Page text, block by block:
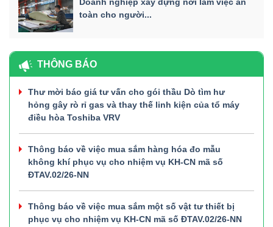
Doanh nghiệp xây dựng nơi làm việc an
toàn cho người...
THÔNG BÁO
Thư mời báo giá tư vấn cho gói thầu Dò tìm hư
hỏng gây rò rỉ gas và thay thế linh kiện của tổ máy
điều hòa Toshiba VRV
Thông báo về việc mua sắm hàng hóa đo mẫu
không khí phục vụ cho nhiệm vụ KH-CN mã số
ĐTAV.02/26-NN
Thông báo về việc mua sắm một số vật tư thiết bị
phục vụ cho nhiệm vụ KH-CN mã số ĐTAV.02/26-NN